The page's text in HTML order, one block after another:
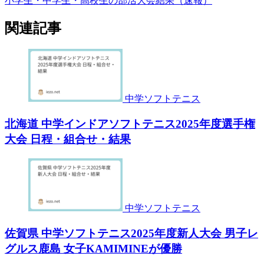
関連記事
中学ソフトテニス
北海道 中学インドアソフトテニス2025年度選手権
大会 日程・組合せ・結果
中学ソフトテニス
佐賀県 中学ソフトテニス2025年度新人大会 男子レ
グルス鹿島 女子KAMIMINEが優勝